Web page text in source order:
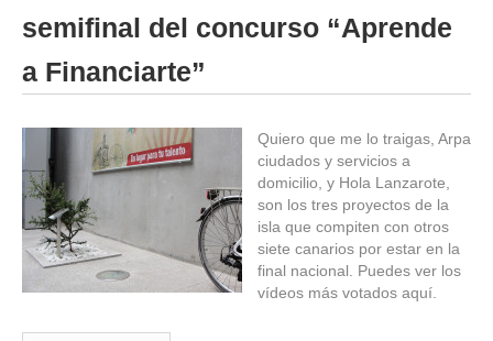
▼
▼
▼
semifinal del concurso “Aprende
a Financiarte”
Quiero que me lo traigas, Arpa
ciudados y servicios a
domicilio, y Hola Lanzarote,
son los tres proyectos de la
isla que compiten con otros
siete canarios por estar en la
final nacional. Puedes ver los
vídeos más votados aquí.